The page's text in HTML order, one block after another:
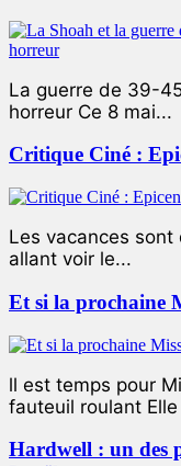
La guerre de 39-
horreur Ce 8 mai...
Critique Ciné :
Les vacances sont
allant voir le...
Et si la prochaine
ll est temps pour
fauteuil roulant
Hardwell : un des